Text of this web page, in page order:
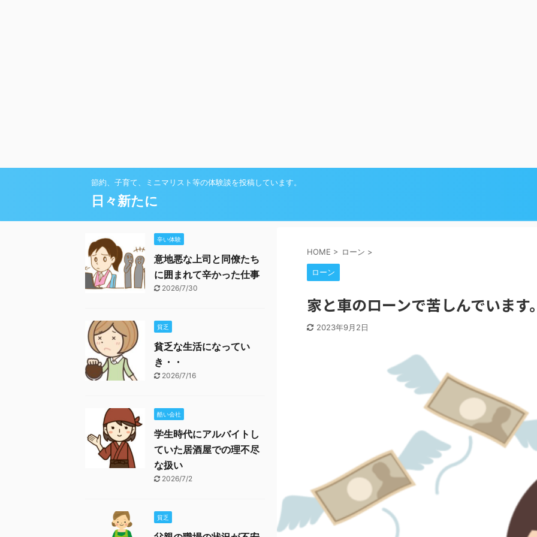
節約、子育て、ミニマリスト等の体験談を投稿しています。
日々新たに
HOME > ローン >
ローン
家と車のローンで苦しんでいます
2023年9月2日
辛い体験
意地悪な上司と同僚たち
に囲まれて辛かった仕事
2026/7/30
貧乏
貧乏な生活になってい
き・・
2026/7/16
酷い会社
学生時代にアルバイトし
ていた居酒屋での理不尽
な扱い
2026/7/2
貧乏